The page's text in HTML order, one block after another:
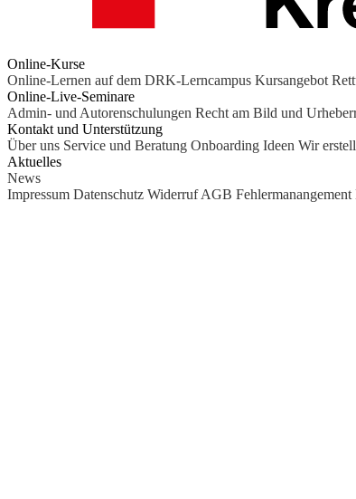
Online-Kurse
Online-Lernen auf dem DRK-Lerncampus Kursangebot
Online-Live-Seminare
Admin- und Autorenschulungen Recht am Bild und
Kontakt und Unterstützung
Über uns Service und Beratung Onboarding Ideen Wir
Aktuelles
News
Impressum Datenschutz Widerruf AGB Fehlermanangement